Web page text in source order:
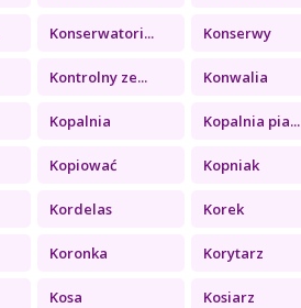
Konserwatori... Konserwy
Kontrolny ze... Konwalia
Kopalnia Kopalnia pia...
Kopiować Kopniak
Kordelas Korek
Koronka Korytarz
Kosa Kosiarz